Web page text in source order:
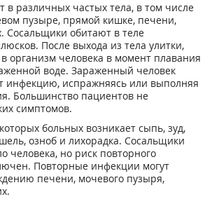
в различных частых тела, в том числе
пузыре, прямой кишке, печени,
Сосальщики обитают в теле
После выхода из тела улитки,
организм человека в момент плавания
воде. Зараженный человек
инфекцию, испражняясь или выполняя
Большинство пациентов не
симптомов.
больных возникает сыпь, зуд,
озноб и лихорадка. Сосальщики
человека, но риск повторного
Повторные инфекции могут
печени, мочевого пузыря,